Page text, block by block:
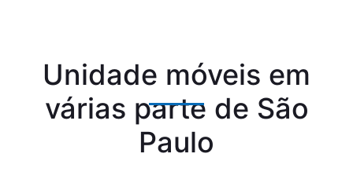
Unidade móveis em
várias parte de São
Paulo